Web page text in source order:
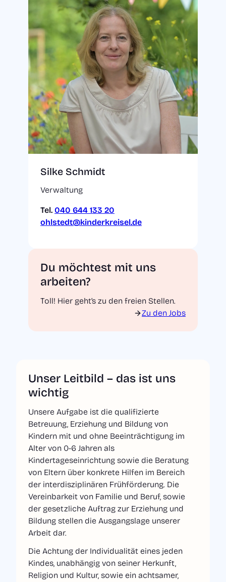
Silke Schmidt
Verwaltung
Tel. 040 644 133 20
ohlstedt@kinderkreisel.de
Du möchtest mit uns
arbeiten?
Toll! Hier geht’s zu den freien Stellen.
Zu den Jobs
Unser Leitbild – das ist uns
wichtig
Unsere Aufgabe ist die qualifizierte
Betreuung, Erziehung und Bildung von
Kindern mit und ohne Beeinträchtigung im
Alter von 0-6 Jahren als
Kindertageseinrichtung sowie die Beratung
von Eltern über konkrete Hilfen im Bereich
der interdisziplinären Frühförderung. Die
Vereinbarkeit von Familie und Beruf, sowie
der gesetzliche Auftrag zur Erziehung und
Bildung stellen die Ausgangslage unserer
Arbeit dar.
Die Achtung der Individualität eines jeden
Kindes, unabhängig von seiner Herkunft,
Religion und Kultur, sowie ein achtsamer,